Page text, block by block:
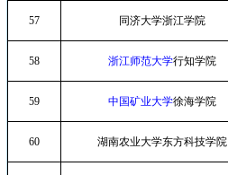
57 同济大学浙江学院
58 浙江师范大学行知学院
59 中国矿业大学徐海学院
60 湖南农业大学东方科技学院